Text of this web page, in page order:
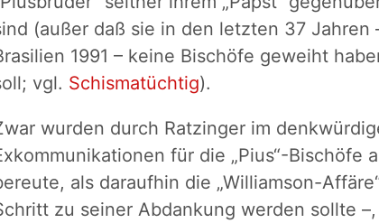
(außer daß sie in den letzten 37 Jahren
1991 – keine Bischöfe geweiht
vgl. Schismatüchtig).
wurden durch Ratzinger im
für die „Pius“-Bischöfe
als daraufhin die „Williamson-
zu seiner Abdankung werden sollte